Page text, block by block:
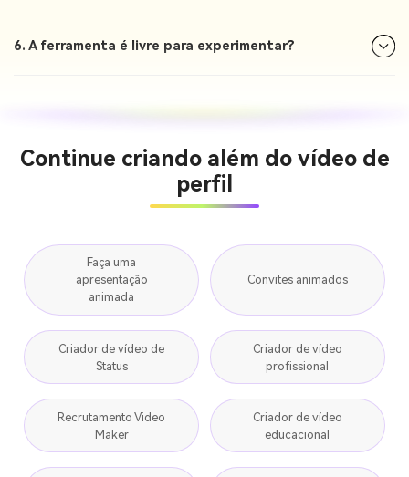
6. A ferramenta é livre para experimentar?
Continue criando além do vídeo de
perfil
Faça uma
apresentação
animada
Convites animados
Criador de vídeo de
Status
Criador de vídeo
profissional
Recrutamento Video
Maker
Criador de vídeo
educacional